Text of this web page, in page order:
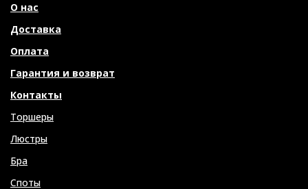
О нас
Доставка
Оплата
Гарантия и возврат
Контакты
Торшеры
Люстры
Бра
Споты